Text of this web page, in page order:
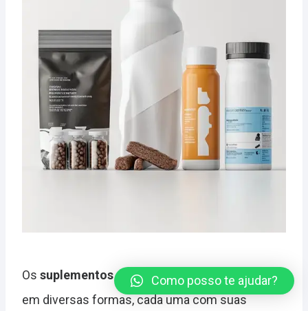
Os suplementos de proteínaestão disponíveis
em diversas formas, cada uma com suas
Como posso te ajudar?